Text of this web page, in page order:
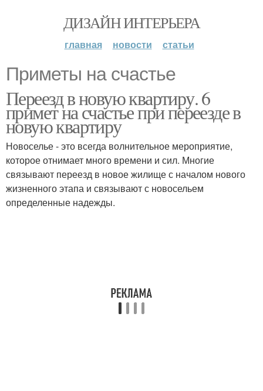
ДИЗАЙН ИНТЕРЬЕРА
главная новости статьи
Приметы на счастье
Переезд в новую квартиру. 6
примет на счастье при переезде в
новую квартиру
Новоселье - это всегда волнительное мероприятие,
которое отнимает много времени и сил. Многие
связывают переезд в новое жилище с началом нового
жизненного этапа и связывают с новосельем
определенные надежды.